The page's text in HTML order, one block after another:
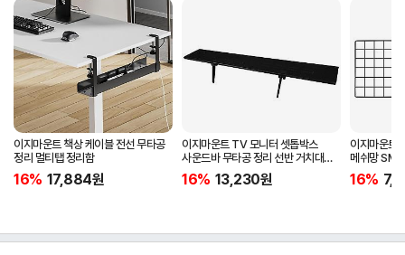
이지마운트 책상 케이블 전선 무타공
정리 멀티탭 정리함
16% 17,884원
이지마운트 TV 모니터 셋톱박스
사운드바 무타공 정리 선반 거치대
FS-900
16% 13,230원
이지마운트
메쉬망
16%